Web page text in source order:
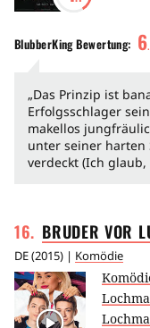
BlubberKingBewertung: 6.
„Das Prinzip ist
Erfolgsschlager
makellos
unter seiner harten
verdeckt (Ich
16. BRUDER VOR
DE(2015) | Komödie